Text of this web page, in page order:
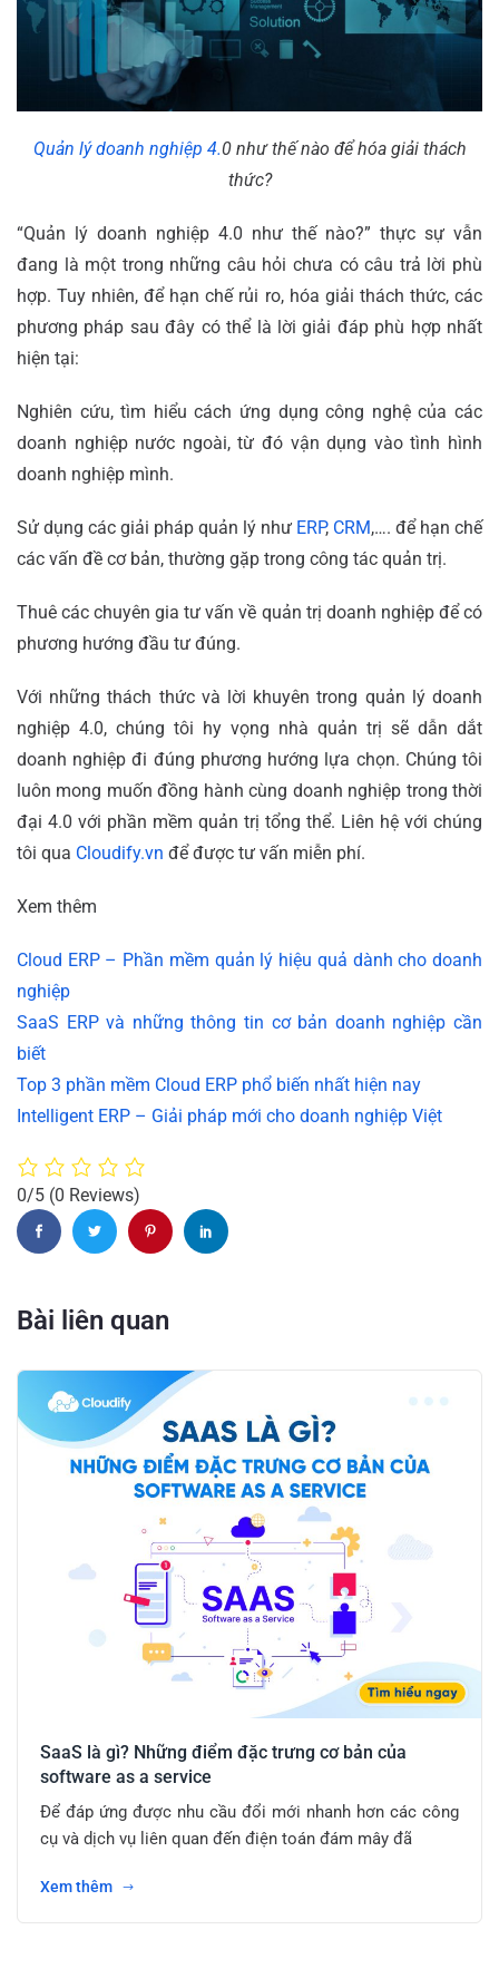
Quản lý doanh nghiệp 4.0 như thế nào để hóa giải thách
thức?
“Quản lý doanh nghiệp 4.0 như thế nào?” thực sự vẫn
đang là một trong những câu hỏi chưa có câu trả lời phù
hợp. Tuy nhiên, để hạn chế rủi ro, hóa giải thách thức, các
phương pháp sau đây có thể là lời giải đáp phù hợp nhất
hiện tại:
Nghiên cứu, tìm hiểu cách ứng dụng công nghệ của các
doanh nghiệp nước ngoài, từ đó vận dụng vào tình hình
doanh nghiệp mình.
Sử dụng các giải pháp quản lý như ERP, CRM,…. để hạn chế
các vấn đề cơ bản, thường gặp trong công tác quản trị.
Thuê các chuyên gia tư vấn về quản trị doanh nghiệp để có
phương hướng đầu tư đúng.
Với những thách thức và lời khuyên trong quản lý doanh
nghiệp 4.0, chúng tôi hy vọng nhà quản trị sẽ dẫn dắt
doanh nghiệp đi đúng phương hướng lựa chọn. Chúng tôi
luôn mong muốn đồng hành cùng doanh nghiệp trong thời
đại 4.0 với phần mềm quản trị tổng thể. Liên hệ với chúng
tôi qua Cloudify.vn để được tư vấn miễn phí.
Xem thêm
Cloud ERP – Phần mềm quản lý hiệu quả dành cho doanh
nghiệp
SaaS ERP và những thông tin cơ bản doanh nghiệp cần
biết
Top 3 phần mềm Cloud ERP phổ biến nhất hiện nay
Intelligent ERP – Giải pháp mới cho doanh nghiệp Việt
0/5 (0 Reviews)
Bài liên quan
SaaS là gì? Những điểm đặc trưng cơ bản của
software as a service
Để đáp ứng được nhu cầu đổi mới nhanh hơn các công
cụ và dịch vụ liên quan đến điện toán đám mây đã
Xem thêm